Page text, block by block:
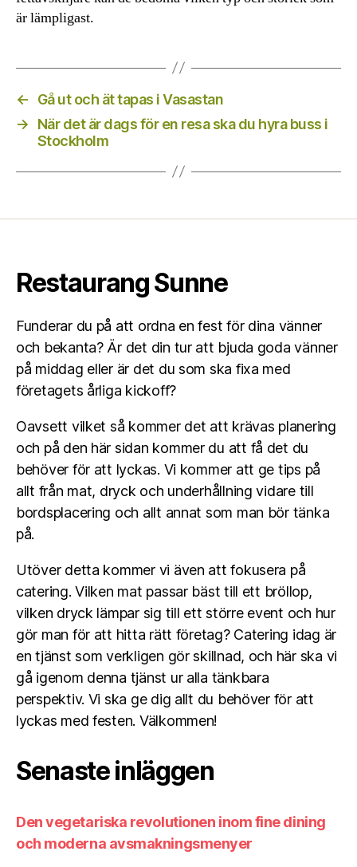
är lämpligast.
←
Gå ut och ät tapas i Vasastan
→
När det är dags för en resa ska du hyra buss i
Stockholm
Restaurang Sunne
Funderar du på att ordna en fest för dina vänner
och bekanta? Är det din tur att bjuda goda vänner
på middag eller är det du som ska fixa med
företagets årliga kickoff?
Oavsett vilket så kommer det att krävas planering
och på den här sidan kommer du att få det du
behöver för att lyckas. Vi kommer att ge tips på
allt från mat, dryck och underhållning vidare till
bordsplacering och allt annat som man bör tänka
på.
Utöver detta kommer vi även att fokusera på
catering. Vilken mat passar bäst till ett bröllop,
vilken dryck lämpar sig till ett större event och hur
gör man för att hitta rätt företag? Catering idag är
en tjänst som verkligen gör skillnad, och här ska vi
gå igenom denna tjänst ur alla tänkbara
perspektiv. Vi ska ge dig allt du behöver för att
lyckas med festen. Välkommen!
Senaste inläggen
Den vegetariska revolutionen inom fine dining
och moderna avsmakningsmenyer